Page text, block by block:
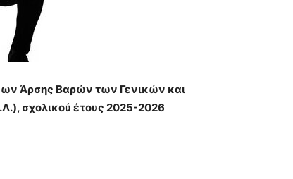
Άρσης Βαρών των Γενικών και
σχολικού έτους 2025-2026